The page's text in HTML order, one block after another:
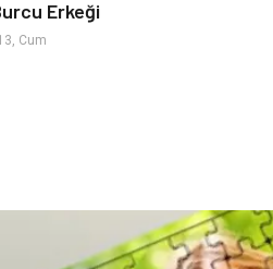
Keyfinizi Kaçırmayın
Çadır
Erkeği
Cum